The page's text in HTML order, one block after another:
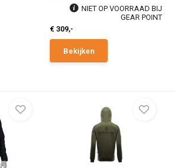
NIET OP VOORRAAD BIJ
GEAR POINT
€ 309,-
Bekijken